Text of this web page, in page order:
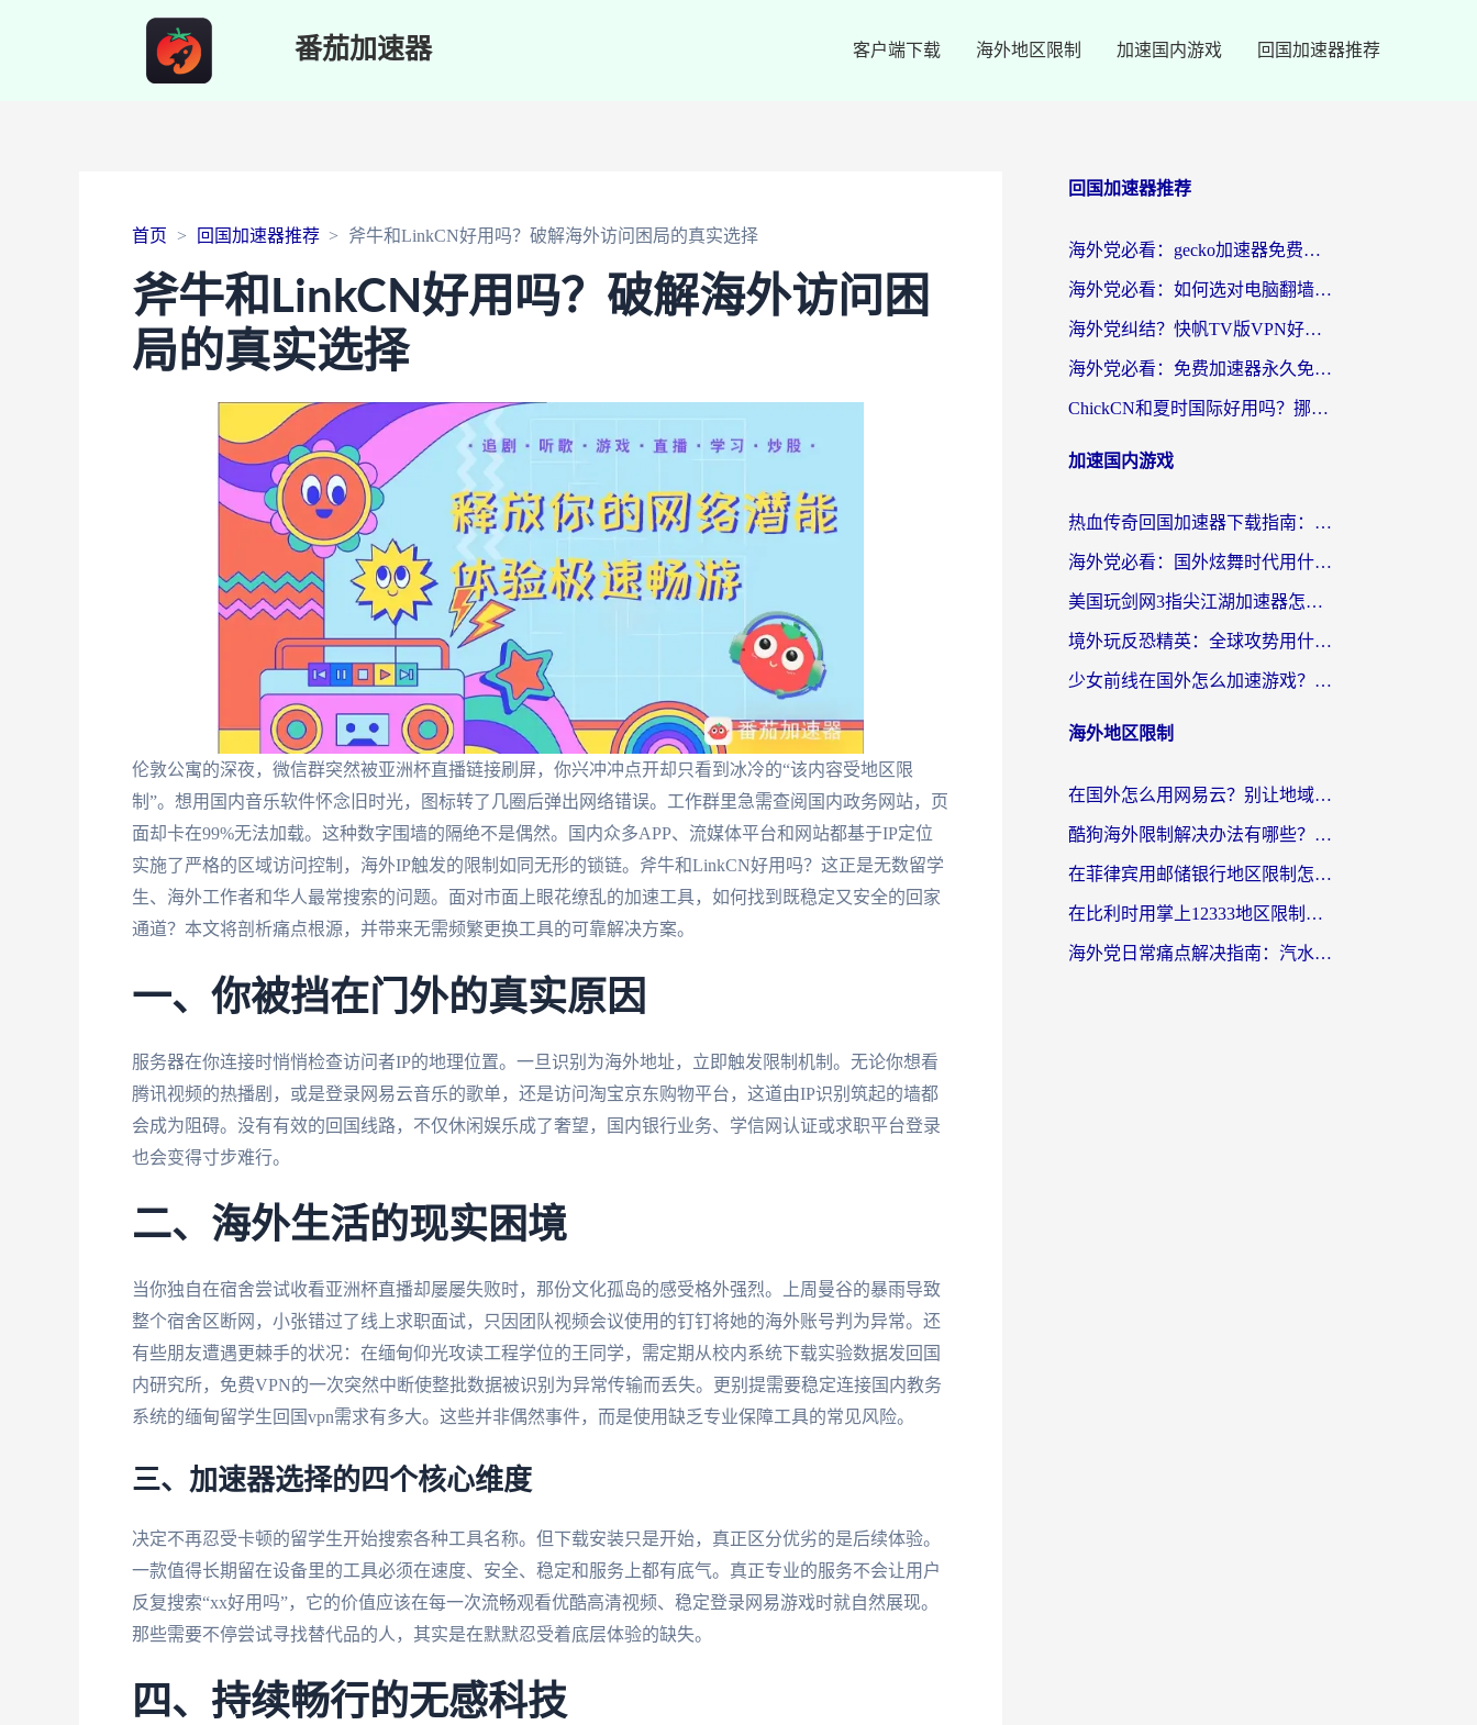
番茄加速器 客户端下载 海外地区限制 加速国内游戏 回国加速器推荐
首页 回国加速器推荐 斧牛和LinkCN好用吗？破解海外访问困局的真实选择
斧牛和LinkCN好用吗？破解海外访问困
局的真实选择
伦敦公寓的深夜，微信群突然被亚洲杯直播链接刷屏，你兴冲冲点开却只看到冰冷的“该内容受地区限
制”。想用国内音乐软件怀念旧时光，图标转了几圈后弹出网络错误。工作群里急需查阅国内政务网站，页
面却卡在99%无法加载。这种数字围墙的隔绝不是偶然。国内众多APP、流媒体平台和网站都基于IP定位
实施了严格的区域访问控制，海外IP触发的限制如同无形的锁链。斧牛和LinkCN好用吗？这正是无数留学
生、海外工作者和华人最常搜索的问题。面对市面上眼花缭乱的加速工具，如何找到既稳定又安全的回家
通道？本文将剖析痛点根源，并带来无需频繁更换工具的可靠解决方案。
一、你被挡在门外的真实原因
服务器在你连接时悄悄检查访问者IP的地理位置。一旦识别为海外地址，立即触发限制机制。无论你想看
腾讯视频的热播剧，或是登录网易云音乐的歌单，还是访问淘宝京东购物平台，这道由IP识别筑起的墙都
会成为阻碍。没有有效的回国线路，不仅休闲娱乐成了奢望，国内银行业务、学信网认证或求职平台登录
也会变得寸步难行。
二、海外生活的现实困境
当你独自在宿舍尝试收看亚洲杯直播却屡屡失败时，那份文化孤岛的感受格外强烈。上周曼谷的暴雨导致
整个宿舍区断网，小张错过了线上求职面试，只因团队视频会议使用的钉钉将她的海外账号判为异常。还
有些朋友遭遇更棘手的状况：在缅甸仰光攻读工程学位的王同学，需定期从校内系统下载实验数据发回国
内研究所，免费VPN的一次突然中断使整批数据被识别为异常传输而丢失。更别提需要稳定连接国内教务
系统的缅甸留学生回国vpn需求有多大。这些并非偶然事件，而是使用缺乏专业保障工具的常见风险。
三、加速器选择的四个核心维度
决定不再忍受卡顿的留学生开始搜索各种工具名称。但下载安装只是开始，真正区分优劣的是后续体验。
一款值得长期留在设备里的工具必须在速度、安全、稳定和服务上都有底气。真正专业的服务不会让用户
反复搜索“xx好用吗”，它的价值应该在每一次流畅观看优酷高清视频、稳定登录网易游戏时就自然展现。
那些需要不停尝试寻找替代品的人，其实是在默默忍受着底层体验的缺失。
四、持续畅行的无感科技
回国加速器推荐
海外党必看：gecko加速器免费试用？教你选对回国加速器，无缝刷国内剧玩游戏
海外党必看：如何选对电脑翻墙回国软件，轻松解锁国内资源？
海外党纠结？快帆TV版VPN好用吗？和扇贝手游VPN对比哪个回国效果更好？
海外党必看：免费加速器永久免费真的存在吗？教你选对回国加速器无缝刷国内资源
ChickCN和夏时国际好用吗？挪威留学生亲测3款回国加速器，附穿梭和加速喵对比指南
加速国内游戏
热血传奇回国加速器下载指南：海外玩家如何流畅砍怪不卡顿？
海外党必看：国外炫舞时代用什么加速器比较好？解决延迟卡顿的终极方案
美国玩剑网3指尖江湖加速器怎么选？海外党亲测避坑指南
境外玩反恐精英：全球攻势用什么加速器？2026海外玩家亲测实用指南
少女前线在国外怎么加速游戏？海外玩家必看的国服游戏畅玩指南
海外地区限制
在国外怎么用网易云？别让地域限制断了你的中文歌单——附听书社交定位解决方案
酷狗海外限制解决办法有哪些？留学生亲测有效的回国加速指南
在菲律宾用邮储银行地区限制怎么办？海外华人必看的回国加速解决方案
在比利时用掌上12333地区限制怎么办？海外华人亲测有效的回国加速方案
海外党日常痛点解决指南：汽水有些音乐在国外无法播放怎么办？